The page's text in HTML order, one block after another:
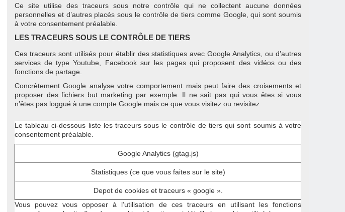
Ce site utilise des traceurs sous notre contrôle qui ne collectent aucune données
personnelles et d’autres placés sous le contrôle de tiers comme Google, qui sont soumis
à votre consentement préalable.
LES TRACEURS SOUS LE CONTRÔLE DE TIERS
Ces traceurs sont utilisés pour établir des statistiques avec Google Analytics, ou d’autres
services de type Youtube, Facebook sur les pages qui proposent des vidéos ou des
fonctions de partage.
Concrètement Google analyse votre comportement mais peut faire des croisements et
proposer des fichiers but marketing par exemple. Il ne sait pas qui vous êtes si vous
n’êtes pas loggué à une compte Google mais ce que vous visitez ou revisitez.
Le tableau ci-dessous liste les traceurs sous le contrôle de tiers qui sont soumis à votre
consentement préalable.
Google Analytics (gtag.js)
Statistiques (ce que vous faites sur le site)
Depot de cookies et traceurs « google ».
Vous pouvez vous opposer à l’utilisation de ces traceurs en utilisant les fonctions